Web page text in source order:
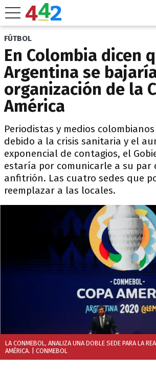
FÚTBOL
En Colombia dicen
Argentina se
organización de la
América
Periodistas y medios
debido a la crisis sanitaria y el
exponencial de contagios, el
estaría por comunicarle a su par
anfitrión. Las cuatro sedes que
reemplazar a las locales.
LA CONMEBOL, ANALIZA UNA DOBLE SEDE PARA LA
AMÉRICA. | CONMEBOL